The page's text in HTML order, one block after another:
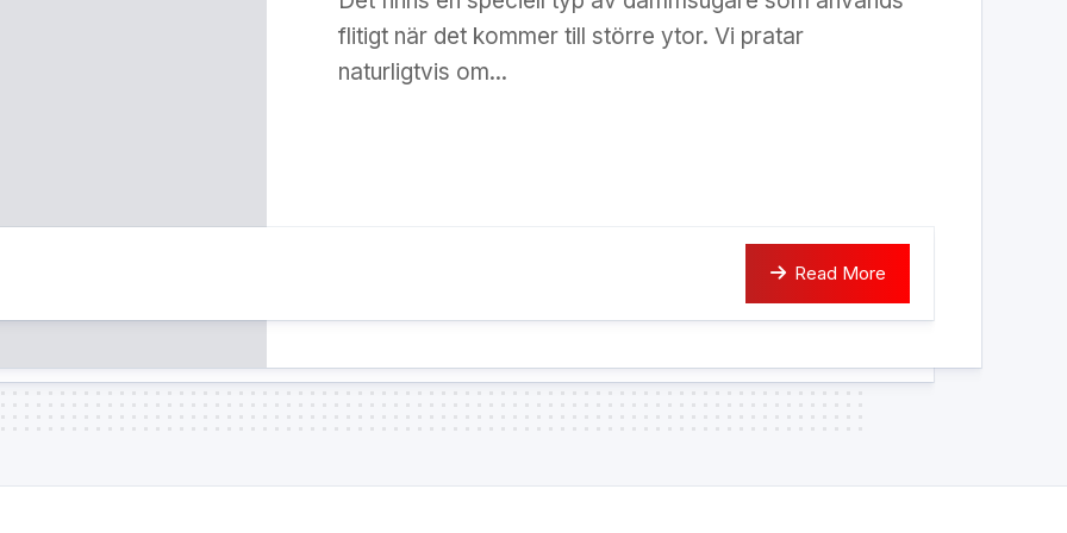
flitigt när det kommer till större ytor. Vi pratar
naturligtvis om...
Read More